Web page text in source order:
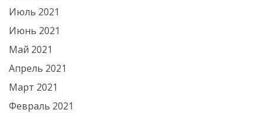
Июль 2021
Июнь 2021
Май 2021
Апрель 2021
Март 2021
Февраль 2021